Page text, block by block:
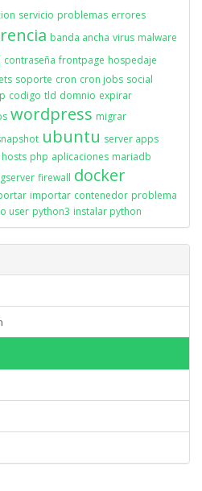
servicio problemas errores
banda ancha virus malware
contraseña frontpage hospedaje
soporte cron cron jobs social
codigo tld domnio expirar
wordpress migrar
ubuntu server apps
hosts php aplicaciones mariadb
firewall docker
importar contenedor problema
user python3 instalar python